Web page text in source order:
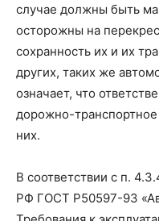
случае должны быть
осторожны на
сохранность их и их
других, таких же
означает, что
дорожно-
них.
В соответствии с п.
РФ ГОСТ Р50597-93